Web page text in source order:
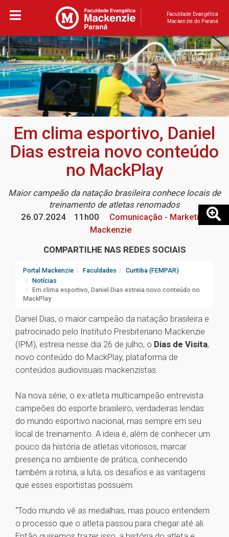
Faculdade Evangélica
Mackenzie do Paraná
Em clima esportivo, Daniel
Dias estreia novo conteúdo
no MackPlay
Maior campeão da natação brasileira conhece locais de
treinamento de atletas renomados
26.07.2024
11h00
Comunicação - Marketing
Mackenzie
COMPARTILHE NAS REDES SOCIAIS
Portal Mackenzie Faculdades
Curitiba (FEMPAR)
Notícias
Em clima esportivo, Daniel Dias estreia novo conteúdo no
MackPlay
Daniel Dias, o maior campeão da natação brasileira e
patrocinado pelo Instituto Presbiteriano Mackenzie
(IPM), estreia nesse dia 26 de julho, o Dias de Visita,
novo conteúdo do MackPlay, plataforma de
conteúdos audiovisuais mackenzistas.
Na nova série, o ex-atleta multicampeão entrevista
campeões do esporte brasileiro, verdadeiras lendas
do mundo esportivo nacional, mas sempre em seu
local de treinamento. A ideia é, além de conhecer um
pouco da história de atletas vitoriosos, marcar
presença no ambiente de prática, conhecendo
também a rotina, a luta, os desafios e as vantagens
que esses esportistas possuem.
“Todo mundo vê as medalhas, mas pouco entendem
o processo que o atleta passou para chegar até ali.